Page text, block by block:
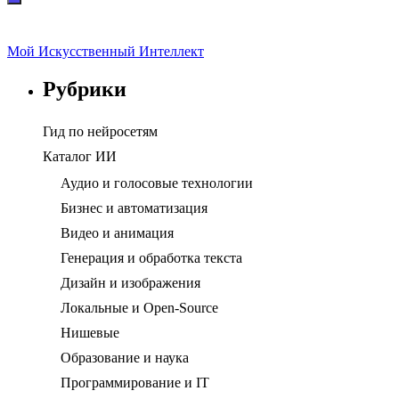
Мой Искусственный Интеллект
Рубрики
Гид по нейросетям
Каталог ИИ
Аудио и голосовые технологии
Бизнес и автоматизация
Видео и анимация
Генерация и обработка текста
Дизайн и изображения
Локальные и Open-Source
Нишевые
Образование и наука
Программирование и IT